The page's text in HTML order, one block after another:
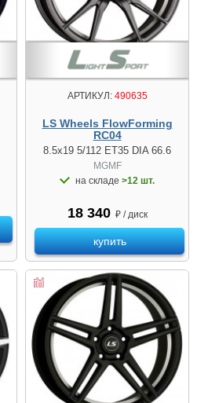
АРТИКУЛ:490635
LS Wheels FlowForming
RC04
8.5x19 5/112 ET35 DIA 66.6
MGMF
на складе >12 шт.
18 340 ₽ / диск
купить